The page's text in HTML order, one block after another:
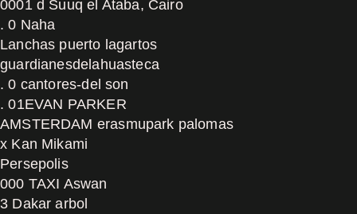
0001 d Suuq el Ataba, Cairo
. 0 Naha
Lanchas puerto lagartos
guardianesdelahuasteca
. 0 cantores-del son
. 01EVAN PARKER
AMSTERDAM erasmupark palomas
x Kan Mikami
Persepolis
000 TAXI Aswan
3 Dakar arbol